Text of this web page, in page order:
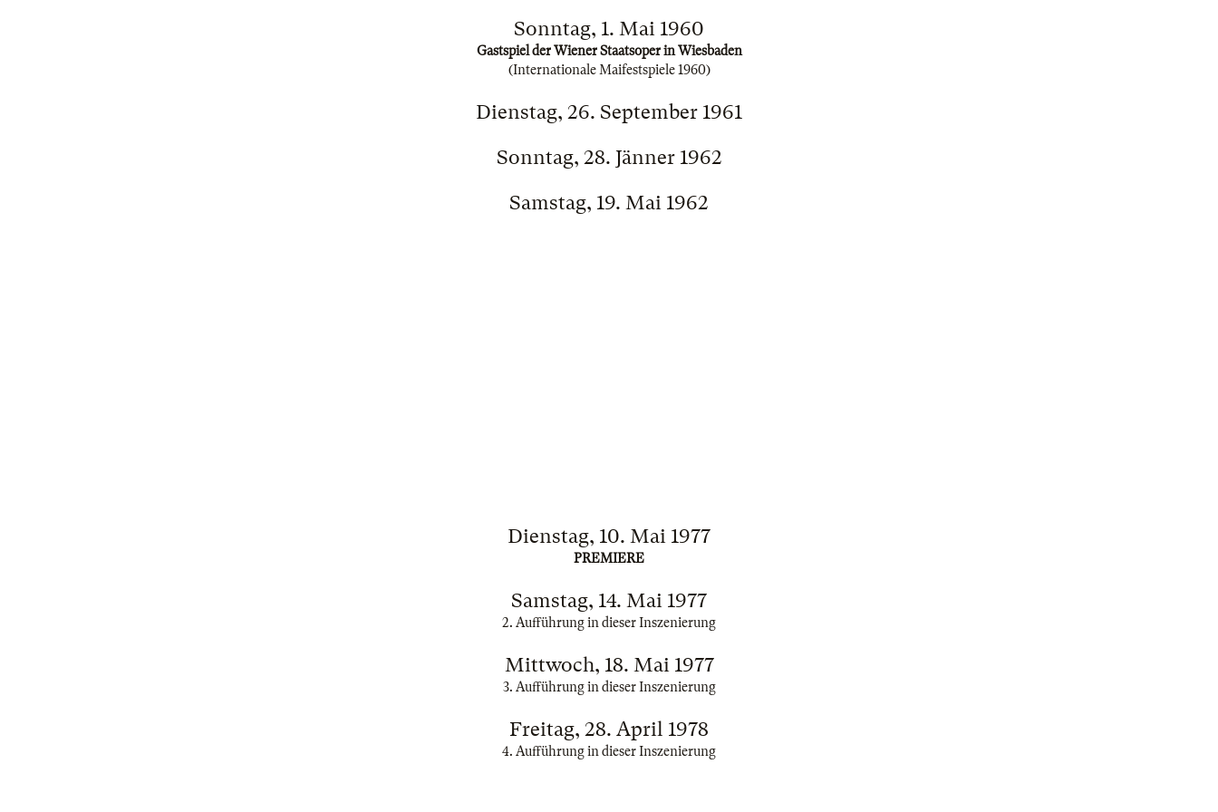
Sonntag, 1. Mai 1960
Gastspiel der Wiener Staatsoper in Wiesbaden
(Internationale Maifestspiele 1960)
Dienstag, 26. September 1961
Sonntag, 28. Jänner 1962
Samstag, 19. Mai 1962
Dienstag, 10. Mai 1977
PREMIERE
Samstag, 14. Mai 1977
2. Aufführung in dieser Inszenierung
Mittwoch, 18. Mai 1977
3. Aufführung in dieser Inszenierung
Freitag, 28. April 1978
4. Aufführung in dieser Inszenierung